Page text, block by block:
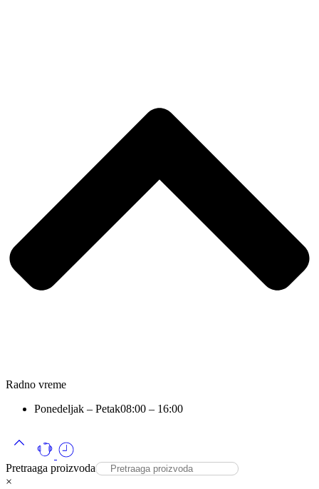
Radno vreme
Ponedeljak – Petak08:00 – 16:00
Pretraaga proizvoda
×